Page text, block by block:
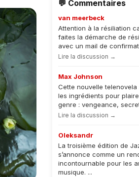
💬 Commentaires
van meerbeck
Attention à la résiliation
faites la démarche de
avec un mail de
Lire la discussion →
Max Johnson
Cette nouvelle
les ingrédients pour
genre : vengeance,
Lire la discussion →
Oleksandr
La troisième édition de
s’annonce comme un
incontournable pour les
musique. ...